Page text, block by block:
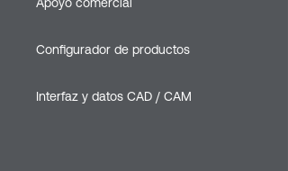
Apoyo comercial
Configurador de productos
Interfaz y datos CAD / CAM